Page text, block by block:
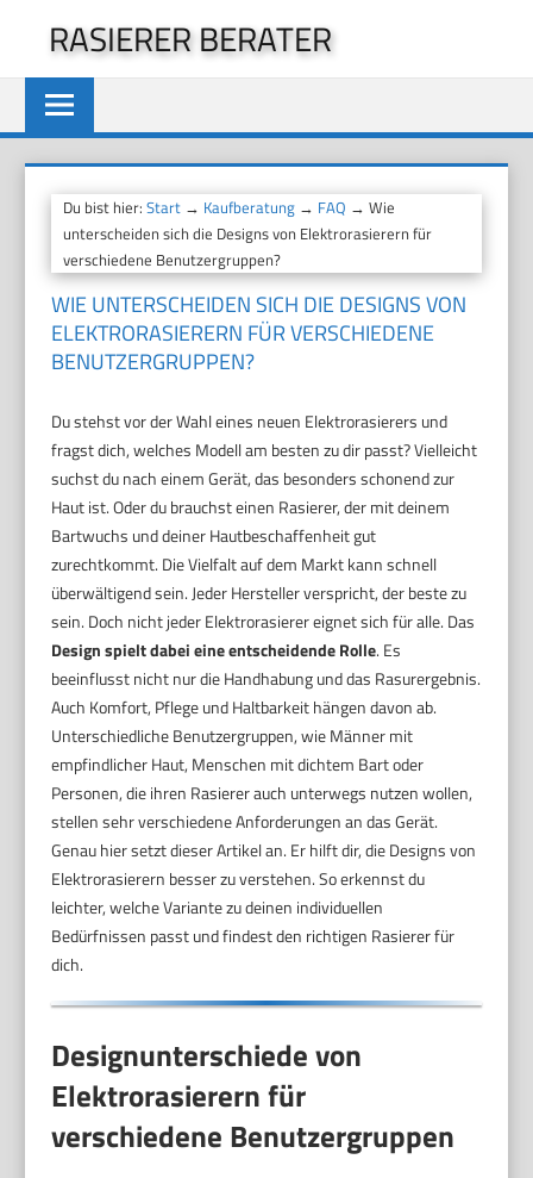
springen
RASIERER BERATER
Du bist hier:Start → Kaufberatung → FAQ → Wie
unterscheiden sich die Designs von Elektrorasierern für
verschiedene Benutzergruppen?
WIE UNTERSCHEIDEN SICH DIE DESIGNS VON
ELEKTRORASIERERN FÜR VERSCHIEDENE
BENUTZERGRUPPEN?
Du stehst vor der Wahl eines neuen Elektrorasierers und
fragst dich, welches Modell am besten zu dir passt? Vielleicht
suchst du nach einem Gerät, das besonders schonend zur
Haut ist. Oder du brauchst einen Rasierer, der mit deinem
Bartwuchs und deiner Hautbeschaffenheit gut
zurechtkommt. Die Vielfalt auf dem Markt kann schnell
überwältigend sein. Jeder Hersteller verspricht, der beste zu
sein. Doch nicht jeder Elektrorasierer eignet sich für alle. Das
Design spielt dabei eine entscheidende Rolle. Es
beeinflusst nicht nur die Handhabung und das Rasurergebnis.
Auch Komfort, Pflege und Haltbarkeit hängen davon ab.
Unterschiedliche Benutzergruppen, wie Männer mit
empfindlicher Haut, Menschen mit dichtem Bart oder
Personen, die ihren Rasierer auch unterwegs nutzen wollen,
stellen sehr verschiedene Anforderungen an das Gerät.
Genau hier setzt dieser Artikel an. Er hilft dir, die Designs von
Elektrorasierern besser zu verstehen. So erkennst du
leichter, welche Variante zu deinen individuellen
Bedürfnissen passt und findest den richtigen Rasierer für
dich.
Designunterschiede von
Elektrorasierern für
verschiedene Benutzergruppen